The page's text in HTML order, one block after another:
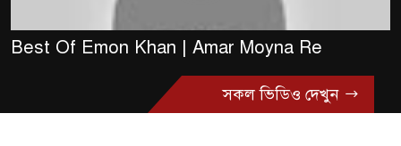
Best Of Emon Khan | Amar Moyna Re
সকল ভিডিও দেখুন